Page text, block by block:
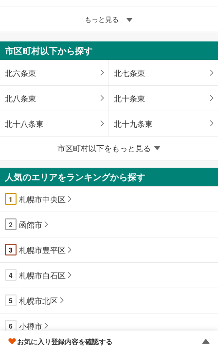
もっと見る
市区町村以下から探す
北六条東 北七条東
北八条東 北十条東
北十八条東 北十九条東
北二十三条東
北二十七条東 北三十二条東
北四十条東
伏古八条
市区町村以下をもっと見る
人気のエリアをランキングから探す
1 札幌市中央区
2 函館市
3 札幌市豊平区
4 札幌市白石区
5 札幌市北区
6 小樽市
お気に入り登録内容を確認する